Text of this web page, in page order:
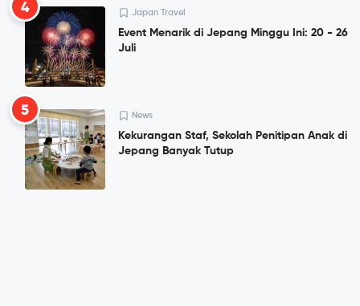
4 Japan Travel
Event Menarik di Jepang Minggu Ini: 20 - 26
Juli
5 News
Kekurangan Staf, Sekolah Penitipan Anak di
Jepang Banyak Tutup